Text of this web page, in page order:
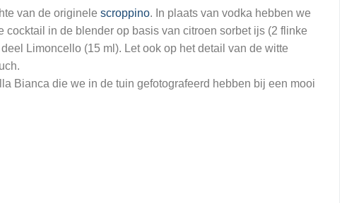
van de originele scroppino. In plaats van vodka hebben we
cocktail in de blender op basis van citroen sorbet ijs (2 flinke
Limoncello (15 ml). Let ook op het detail van de witte
Bianca die we in de tuin gefotografeerd hebben bij een mooi